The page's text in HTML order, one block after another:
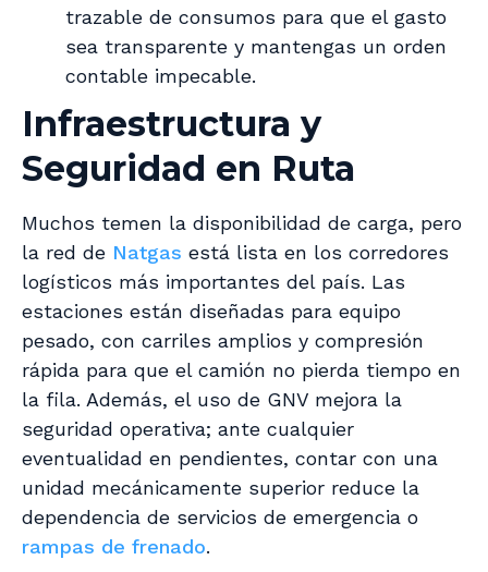
trazable de consumos para que el gasto
sea transparente y mantengas un orden
contable impecable.
Infraestructura y
Seguridad en Ruta
Muchos temen la disponibilidad de carga, pero
la red de Natgas está lista en los corredores
logísticos más importantes del país. Las
estaciones están diseñadas para equipo
pesado, con carriles amplios y compresión
rápida para que el camión no pierda tiempo en
la fila. Además, el uso de GNV mejora la
seguridad operativa; ante cualquier
eventualidad en pendientes, contar con una
unidad mecánicamente superior reduce la
dependencia de servicios de emergencia o
rampas de frenado.